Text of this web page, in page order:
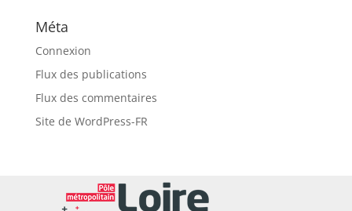
Méta
Connexion
Flux des publications
Flux des commentaires
Site de WordPress-FR